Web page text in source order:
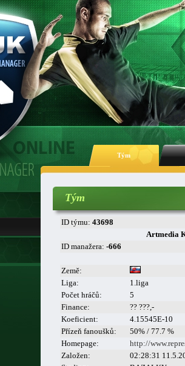
Tým
Tým
ID týmu: 43698
Artmedia
ID manažera: -666
Země:
Liga:
1.liga
Počet hráčů:
5
Finance:
?? ???,-
Koeficient:
4.15545E-10
Přízeň fanoušků:
50% / 77.7 %
Homepage:
http://
Založen:
02:28:31